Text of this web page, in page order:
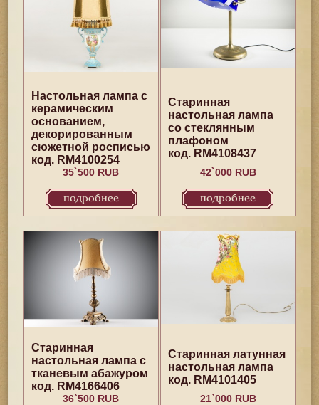
Настольная лампа с
керамическим
основанием,
декорированным
сюжетной росписью
код. RM4100254
35`500 RUB
подробнее
Старинная
настольная лампа
со стеклянным
плафоном
код. RM4108437
42`000 RUB
подробнее
Старинная
настольная лампа с
тканевым абажуром
код. RM4166406
36`500 RUB
Старинная латунная
настольная лампа
код. RM4101405
21`000 RUB